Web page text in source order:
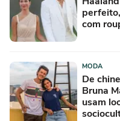
com
MODA
De
Bruna
usam